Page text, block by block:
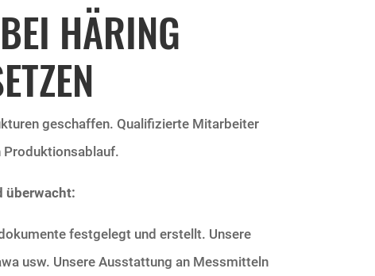
HÄRING
geschaffen. Qualifizierte Mitarbeiter
Produktionsablauf.
überwacht:
festgelegt und erstellt. Unsere
usw. Unsere Ausstattung an Messmitteln